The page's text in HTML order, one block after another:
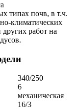
типах почв, в т.ч.
климатических
работ на
340/250
6
механическая
16/3